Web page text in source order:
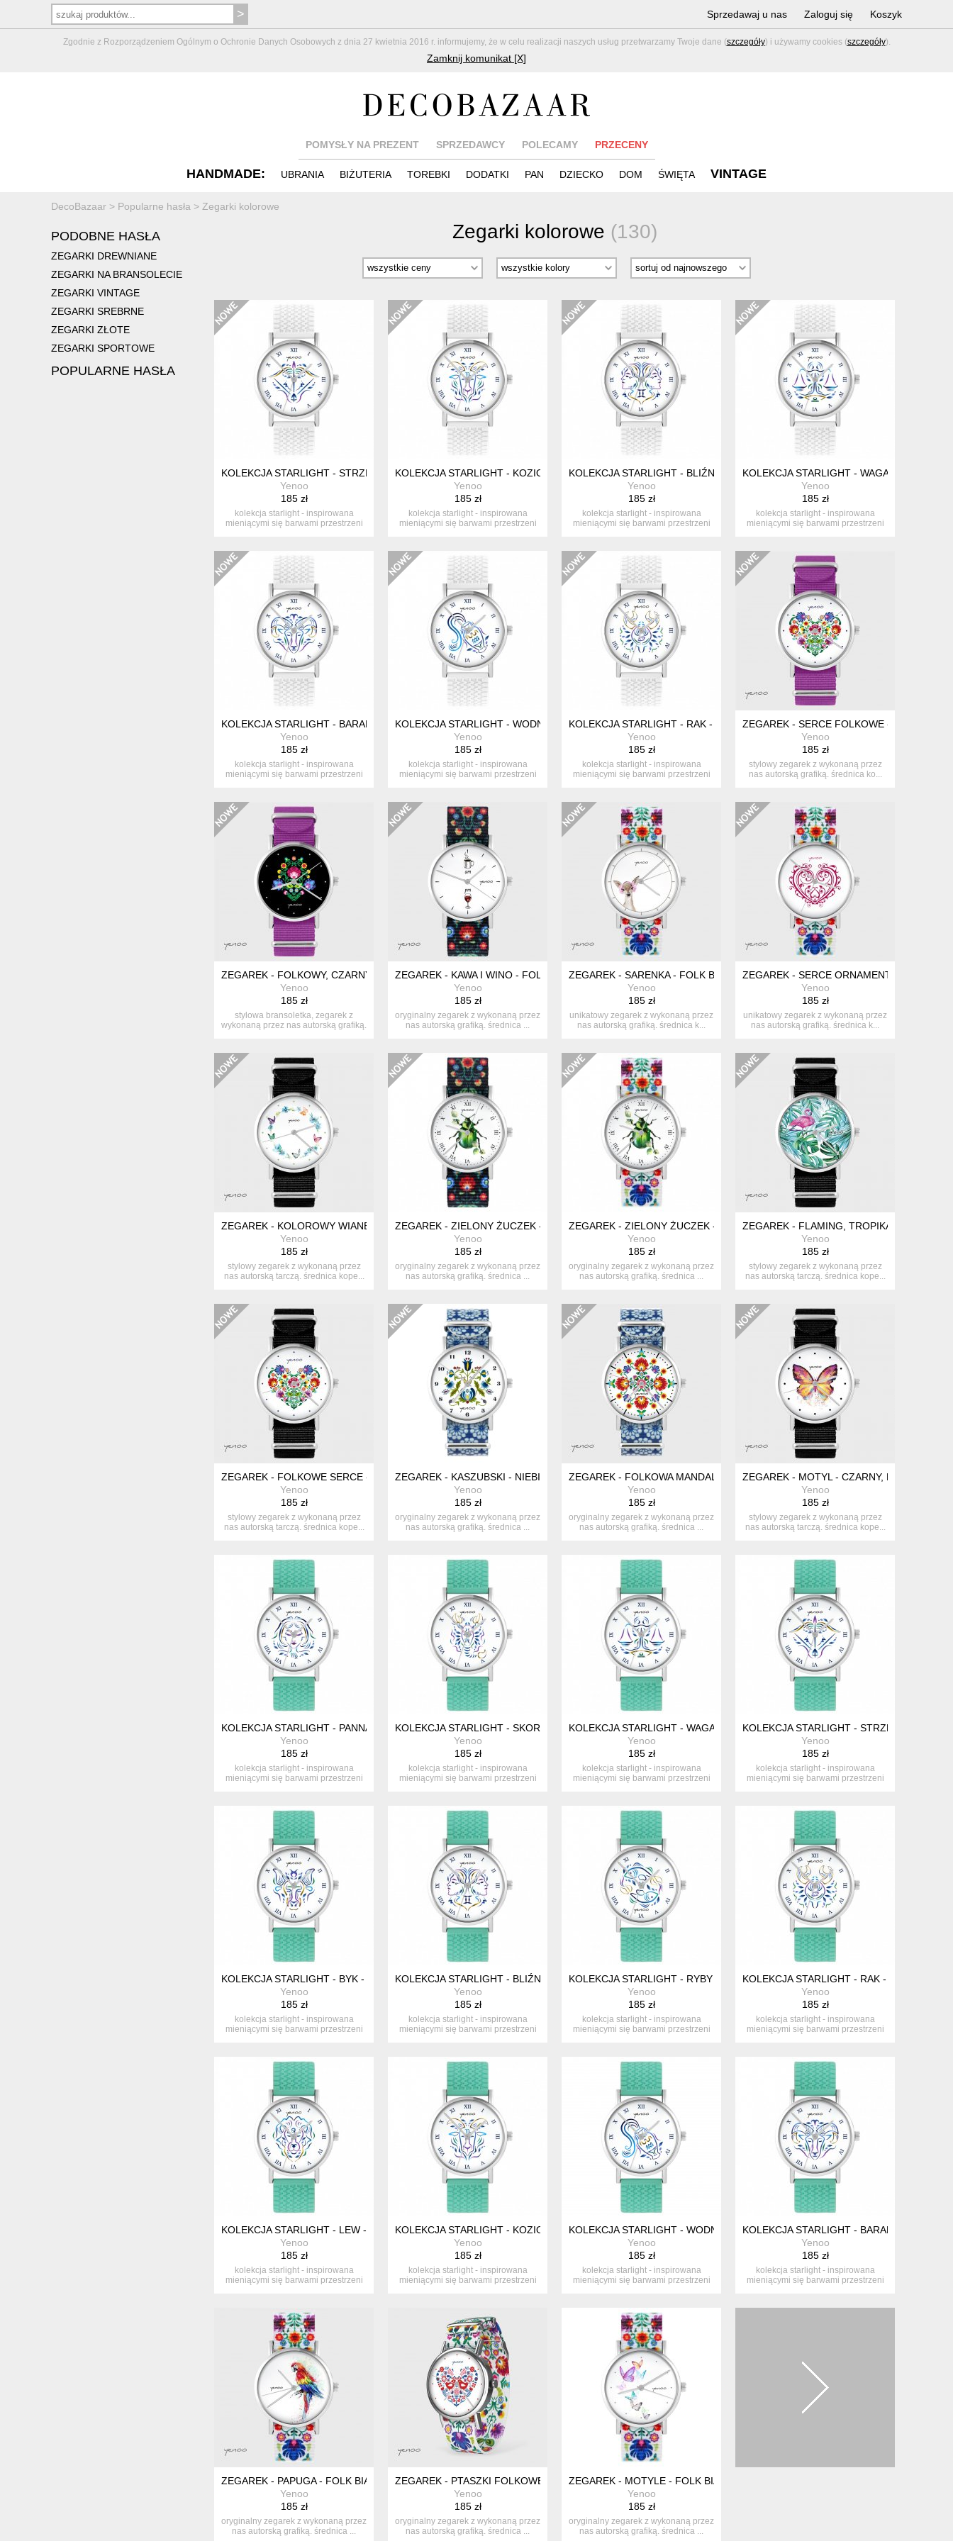
Zgodnie z Rozporządzeniem Ogólnym o Ochronie Danych Osobowych z dnia 27 kwietnia 2016 r. informujemy, że w celu realizacji naszych usług przetwarzamy Twoje dane (szczegóły) i używamy cookies (szczegóły).
Zamknij komunikat [X]
Sprzedawaj u nas Zaloguj się Koszyk
POMYSŁY NA PREZENT SPRZEDAWCY POLECAMY PRZECENY
HANDMADE: UBRANIA BIŻUTERIA TOREBKI DODATKI PAN DZIECKO DOM ŚWIĘTA VINTAGE
DecoBazaar > Popularne hasła > Zegarki kolorowe
PODOBNE HASŁA
ZEGARKI DREWNIANE
ZEGARKI NA BRANSOLECIE
ZEGARKI VINTAGE
ZEGARKI SREBRNE
ZEGARKI ZŁOTE
ZEGARKI SPORTOWE
POPULARNE HASŁA
Zegarki kolorowe (130)
KOLEKCJA STARLIGHT - STRZELEC - SILIKONOWY, BIAŁY
Yenoo
185 zł
kolekcja starlight - inspirowana
mieniącymi się barwami przestrzeni
KOLEKCJA STARLIGHT - KOZIOROŻEC - SILIKONOWY, BIAŁY
Yenoo
185 zł
kolekcja starlight - inspirowana
mieniącymi się barwami przestrzeni
KOLEKCJA STARLIGHT - BLIŹNIĘTA - SILIKONOWY, BIAŁY
Yenoo
185 zł
kolekcja starlight - inspirowana
mieniącymi się barwami przestrzeni
KOLEKCJA STARLIGHT - WAGA -
Yenoo
185 zł
kolekcja starlight - inspirowana
mieniącymi się barwami przestrzeni
KOLEKCJA STARLIGHT - BARAN - SILIKONOWY, BIAŁY
Yenoo
185 zł
kolekcja starlight - inspirowana
mieniącymi się barwami przestrzeni
KOLEKCJA STARLIGHT - WODNIK - SILIKONOWY, BIAŁY
Yenoo
185 zł
kolekcja starlight - inspirowana
mieniącymi się barwami przestrzeni
KOLEKCJA STARLIGHT - RAK - SILIKONOWY, BIAŁY
Yenoo
185 zł
kolekcja starlight - inspirowana
mieniącymi się barwami przestrzeni
ZEGAREK - SERCE FOLKOWE - AMARANT,
Yenoo
185 zł
stylowy zegarek z wykonaną przez
nas autorską grafiką. średnica ko...
ZEGAREK - FOLKOWY, CZARNY - AMARANT, NATO
Yenoo
185 zł
stylowa bransoletka, zegarek z
wykonaną przez nas autorską grafiką.
ZEGAREK - KAWA I WINO - FOLK CZARNY, NYLONOWY
Yenoo
185 zł
oryginalny zegarek z wykonaną przez
nas autorską grafiką. średnica ...
ZEGAREK - SARENKA - FOLK BIAŁY, NATO
Yenoo
185 zł
unikatowy zegarek z wykonaną przez
nas autorską grafiką. średnica k...
ZEGAREK - SERCE ORNAMENTOWE - FOLK
Yenoo
185 zł
unikatowy zegarek z wykonaną przez
nas autorską grafiką. średnica k...
ZEGAREK - KOLOROWY WIANEK - CZARNY, NYLONOWY
Yenoo
185 zł
stylowy zegarek z wykonaną przez
nas autorską tarczą. średnica kope...
ZEGAREK - ZIELONY ŻUCZEK - FOLK CZARNY, NYLONOWY
Yenoo
185 zł
oryginalny zegarek z wykonaną przez
nas autorską grafiką. średnica ...
ZEGAREK - ZIELONY ŻUCZEK - FOLK BIAŁY, NYLONOWY
Yenoo
185 zł
oryginalny zegarek z wykonaną przez
nas autorską grafiką. średnica ...
ZEGAREK - FLAMING, TROPIKALNY -
Yenoo
185 zł
stylowy zegarek z wykonaną przez
nas autorską tarczą. średnica kope...
ZEGAREK - FOLKOWE SERCE - CZARNY, NYLONOWY
Yenoo
185 zł
stylowy zegarek z wykonaną przez
nas autorską tarczą. średnica kope...
ZEGAREK - KASZUBSKI - NIEBIESKI, KWIATY, NYLONOWY
Yenoo
185 zł
oryginalny zegarek z wykonaną przez
nas autorską grafiką. średnica ...
ZEGAREK - FOLKOWA MANDALA - NIEBIESKI, KWIATY, NATO
Yenoo
185 zł
oryginalny zegarek z wykonaną przez
nas autorską grafiką. średnica ...
ZEGAREK - MOTYL - CZARNY, NYLONOWY
Yenoo
185 zł
stylowy zegarek z wykonaną przez
nas autorską tarczą. średnica kope...
KOLEKCJA STARLIGHT - PANNA - SILIKONOWY, TURKUS
Yenoo
185 zł
kolekcja starlight - inspirowana
mieniącymi się barwami przestrzeni
KOLEKCJA STARLIGHT - SKORPION - SILIKONOWY, TURKUS
Yenoo
185 zł
kolekcja starlight - inspirowana
mieniącymi się barwami przestrzeni
KOLEKCJA STARLIGHT - WAGA - SILIKONOWY, TURKUS
Yenoo
185 zł
kolekcja starlight - inspirowana
mieniącymi się barwami przestrzeni
KOLEKCJA STARLIGHT - STRZELEC -
Yenoo
185 zł
kolekcja starlight - inspirowana
mieniącymi się barwami przestrzeni
KOLEKCJA STARLIGHT - BYK - SILIKONOWY, TURKUS
Yenoo
185 zł
kolekcja starlight - inspirowana
mieniącymi się barwami przestrzeni
KOLEKCJA STARLIGHT - BLIŹNIĘTA - SILIKONOWY, TURKUS
Yenoo
185 zł
kolekcja starlight - inspirowana
mieniącymi się barwami przestrzeni
KOLEKCJA STARLIGHT - RYBY - SILIKONOWY, TURKUS
Yenoo
185 zł
kolekcja starlight - inspirowana
mieniącymi się barwami przestrzeni
KOLEKCJA STARLIGHT - RAK -
Yenoo
185 zł
kolekcja starlight - inspirowana
mieniącymi się barwami przestrzeni
KOLEKCJA STARLIGHT - LEW - SILIKONOWY, TURKUS
Yenoo
185 zł
kolekcja starlight - inspirowana
mieniącymi się barwami przestrzeni
KOLEKCJA STARLIGHT - KOZIOROŻEC - SILIKONOWY, TURKUS
Yenoo
185 zł
kolekcja starlight - inspirowana
mieniącymi się barwami przestrzeni
KOLEKCJA STARLIGHT - WODNIK - SILIKONOWY, TURKUS
Yenoo
185 zł
kolekcja starlight - inspirowana
mieniącymi się barwami przestrzeni
KOLEKCJA STARLIGHT - BARAN -
Yenoo
185 zł
kolekcja starlight - inspirowana
mieniącymi się barwami przestrzeni
ZEGAREK - PAPUGA - FOLK BIAŁY, NYLONOWY
Yenoo
185 zł
oryginalny zegarek z wykonaną przez
nas autorską grafiką. średnica ...
ZEGAREK - PTASZKI FOLKOWE - FOLK BIAŁY, NYLONOWY
Yenoo
185 zł
oryginalny zegarek z wykonaną przez
nas autorską grafiką. średnica ...
ZEGAREK - MOTYLE - FOLK BIAŁY, NATO
Yenoo
185 zł
oryginalny zegarek z wykonaną przez
nas autorską grafiką. średnica ...